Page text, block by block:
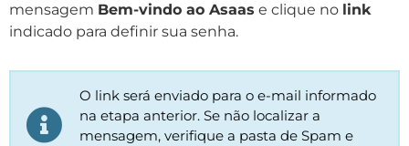
mensagem Bem-vindo ao Asaas e clique no link
indicado para definir sua senha.
O link será enviado para o e-mail informado
na etapa anterior. Se não localizar a
mensagem, verifique a pasta de Spam e